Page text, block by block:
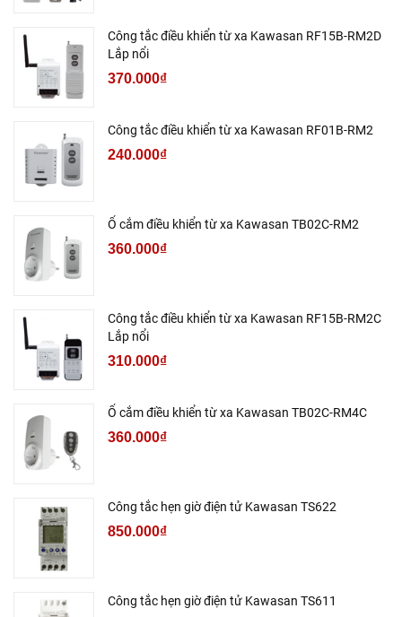
Công tắc điều khiển từ xa Kawasan RF15B-RM2D
Lắp nổi
370.000₫
Công tắc điều khiển từ xa Kawasan RF01B-RM2
240.000₫
Ổ cắm điều khiển từ xa Kawasan TB02C-RM2
360.000₫
Công tắc điều khiển từ xa Kawasan RF15B-RM2C
Lắp nổi
310.000₫
Ổ cắm điều khiển từ xa Kawasan TB02C-RM4C
360.000₫
Công tắc hẹn giờ điện tử Kawasan TS622
850.000₫
Công tắc hẹn giờ điện tử Kawasan TS611